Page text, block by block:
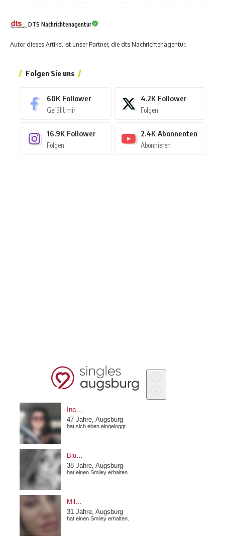
DTS Nachrichtenagentur
Autor dieses Artikel ist unser Partner, die dts Nachrichtenagentur.
Folgen Sie uns
60K Follower
Gefällt mir
4.2K Follower
Folgen
16.9K Follower
Folgen
2.4K Abonnenten
Abonnieren